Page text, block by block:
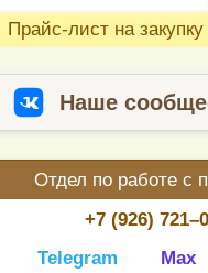
Прайс-лист на
Наше
Отдел по работе с
+7 (926)
Telegram
Max